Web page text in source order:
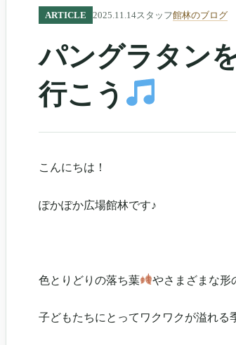
ARTICLE 2025.11.14スタッフ館林のブログ
パングラタン
行こう
こんにちは！
ぽかぽか広場館林です♪
色とりどりの落ち葉 やさまざまな形
子どもたちにとってワクワクが溢れる